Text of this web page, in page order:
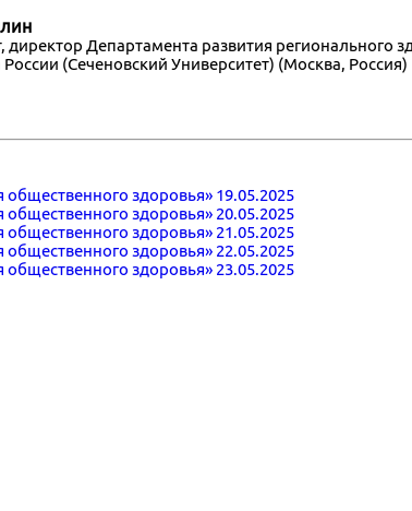
директор Департамента развития
(Сеченовский Университет) (Москва, Россия)
здоровья» 19.05.2025
здоровья» 20.05.2025
здоровья» 21.05.2025
здоровья» 22.05.2025
здоровья» 23.05.2025